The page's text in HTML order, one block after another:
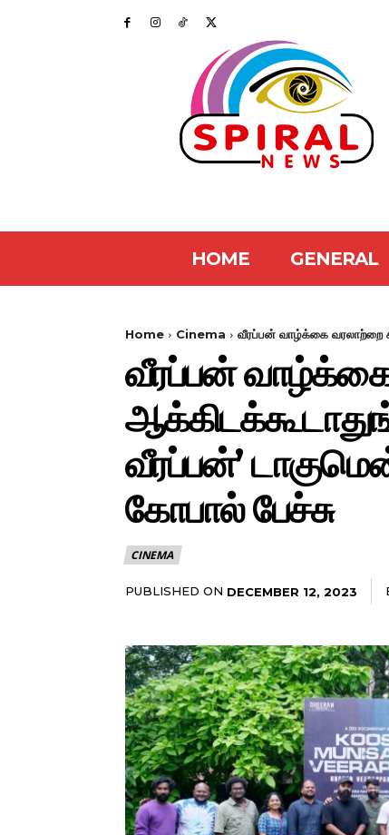
HOME GENERAL
Home Cinema வீரப்பன் வாழ்க்கை வரலாற்றை
வீரப்பன்
வீரப்பன்’
கோபால் பேச்சு
CINEMA
PUBLISHED ON DECEMBER 12, 2023